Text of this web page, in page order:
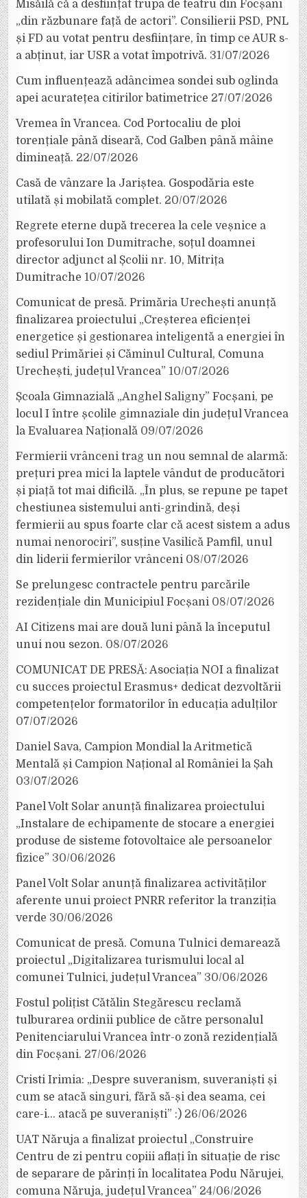
Misăilă că a desființat trupa de teatru din Focșani
„din răzbunare față de actori”. Consilierii PSD, PNL
și FD au votat pentru desființare, în timp ce AUR s-
a abținut, iar USR a votat împotrivă. 31/07/2026
Cum influențează adâncimea sondei sub oglinda
apei acuratețea citirilor batimetrice 27/07/2026
Vremea în Vrancea. Cod Portocaliu de ploi
torențiale până diseară, Cod Galben până mâine
dimineață. 22/07/2026
Casă de vânzare la Jariștea. Gospodăria este
utilată și mobilată complet. 20/07/2026
Regrete eterne după trecerea la cele veșnice a
profesorului Ion Dumitrache, soțul doamnei
director adjunct al Școlii nr. 10, Mitrița
Dumitrache 10/07/2026
Comunicat de presă. Primăria Urechești anunță
finalizarea proiectului „Creșterea eficienței
energetice și gestionarea inteligentă a energiei în
sediul Primăriei și Căminul Cultural, Comuna
Urechești, județul Vrancea” 10/07/2026
Școala Gimnazială „Anghel Saligny” Focșani, pe
locul I între școlile gimnaziale din județul Vrancea
la Evaluarea Națională 09/07/2026
Fermierii vrânceni trag un nou semnal de alarmă:
prețuri prea mici la laptele vândut de producători
și piață tot mai dificilă. „În plus, se repune pe tapet
chestiunea sistemului anti-grindină, deși
fermierii au spus foarte clar că acest sistem a adus
numai nenorociri”, susține Vasilică Pamfil, unul
din liderii fermierilor vrânceni 08/07/2026
Se prelungesc contractele pentru parcările
rezidențiale din Municipiul Focșani 08/07/2026
AI Citizens mai are două luni până la începutul
unui nou sezon. 08/07/2026
COMUNICAT DE PRESĂ: Asociația NOI a finalizat
cu succes proiectul Erasmus+ dedicat dezvoltării
competențelor formatorilor în educația adulților
07/07/2026
Daniel Sava, Campion Mondial la Aritmetică
Mentală și Campion Național al României la Șah
03/07/2026
Panel Volt Solar anunță finalizarea proiectului
„Instalare de echipamente de stocare a energiei
produse de sisteme fotovoltaice ale persoanelor
fizice” 30/06/2026
Panel Volt Solar anunță finalizarea activităților
aferente unui proiect PNRR referitor la tranziția
verde 30/06/2026
Comunicat de presă. Comuna Tulnici demarează
proiectul „Digitalizarea turismului local al
comunei Tulnici, județul Vrancea” 30/06/2026
Fostul polițist Cătălin Stegărescu reclamă
tulburarea ordinii publice de către personalul
Penitenciarului Vrancea într-o zonă rezidențială
din Focșani. 27/06/2026
Cristi Irimia: „Despre suveranism, suveraniști și
cum se atacă singuri, fără să-și dea seama, cei
care-i… atacă pe suveraniști” :) 26/06/2026
UAT Năruja a finalizat proiectul „Construire
Centru de zi pentru copiii aflați în situație de risc
de separare de părinți în localitatea Podu Nărujei,
comuna Năruja, județul Vrancea” 24/06/2026